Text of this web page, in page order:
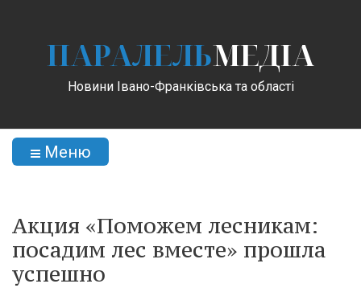
ПАРАЛЕЛЬМЕДІА
Новини Івано-Франківська та області
Меню
Акция «Поможем лесникам:
посадим лес вместе» прошла
успешно